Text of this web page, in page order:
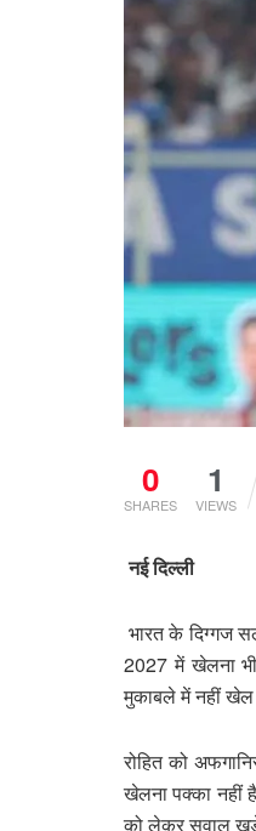
0
SHARES
1
VIEWS
नई दिल्ली
भारत के दिग्गज
2027 में खेलना
मुकाबले में नहीं
रोहित को
खेलना पक्का नहीं
को लेकर सवाल खड़े